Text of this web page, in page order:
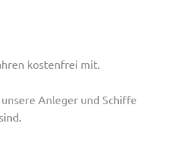
kostenfrei mit.
unsere Anleger und Schiffe